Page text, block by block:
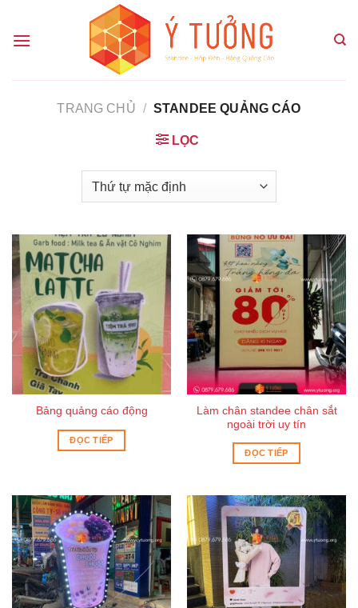
nội
TRANG CHỦ / STANDEE QUẢNG CÁO
LỌC
Bảng quảng cáo động
ĐỌC TIẾP
Làm chân standee chân sắt
ngoài trời uy tín
ĐỌC TIẾP